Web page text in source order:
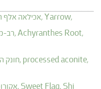
אכילאה אלף העלה, Yarrow,
רב-מוץ, Achyranthes Root,
חונק הדב, processed aconite,
אקורוס קלמוס, Sweet Flag, Shi